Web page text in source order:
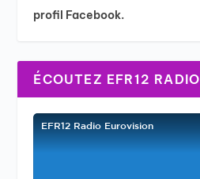
profil Facebook.
ÉCOUTEZ EFR12 RADIO